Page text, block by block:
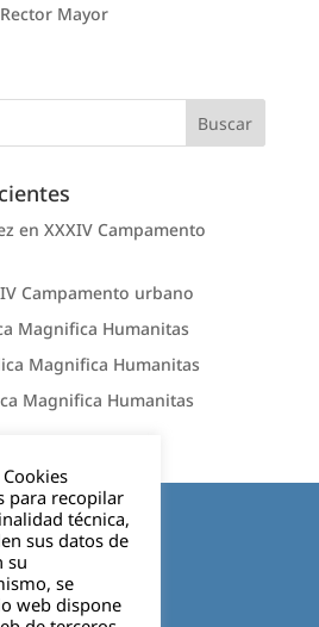
Mayor
en XXXIV Campamento
Campamento urbano
Magnifica Humanitas
Magnifica Humanitas
Magnifica Humanitas
Aviso legal
de privacidad
Cookies
para recopilar
técnica,
sus datos de
su
se
web dispone